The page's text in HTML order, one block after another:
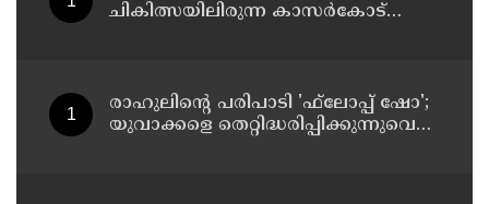
ചികിത്സയിലിരുന്ന കാസര്‍കോട്
രാഹുലിന്റെ പരിപാടി 'ഫ്‌ലോപ്പ് ഷോ';
യുവാക്കളെ തെറ്റിദ്ധരിപ്പിക്കുന്നുവെന്ന്